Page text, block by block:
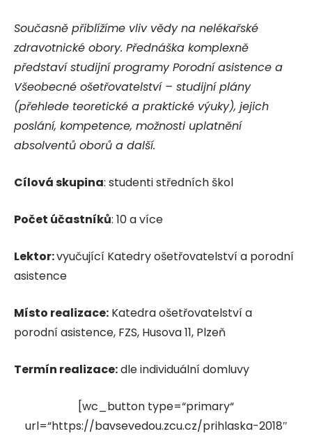
Současně přiblížíme vliv vědy na nelékařské
zdravotnické obory. Přednáška komplexně
představí studijní programy Porodní asistence a
Všeobecné ošetřovatelství – studijní plány
(přehlede teoretické a praktické výuky), jejich
poslání, kompetence, možnosti uplatnění
absolventů oborů a další.
Cílová skupina: studenti středních škol
Počet účastníků: 10 a více
Lektor:vyučující Katedry ošetřovatelství a porodní
asistence
Místo realizace: Katedra ošetřovatelství a
porodní asistence, FZS, Husova 11, Plzeň
Termín realizace:dle individuální domluvy
[wc_button type=“primary“
url=“https://bavsevedou.zcu.cz/prihlaska-2018″